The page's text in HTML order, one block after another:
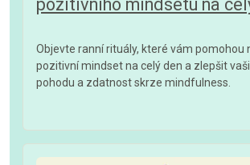
pozitivního mindsetu na
Objevte ranní rituály, které vám pomohou
pozitivní mindset na celý den a zlepšit
pohodu a zdatnost skrze mindfulness.